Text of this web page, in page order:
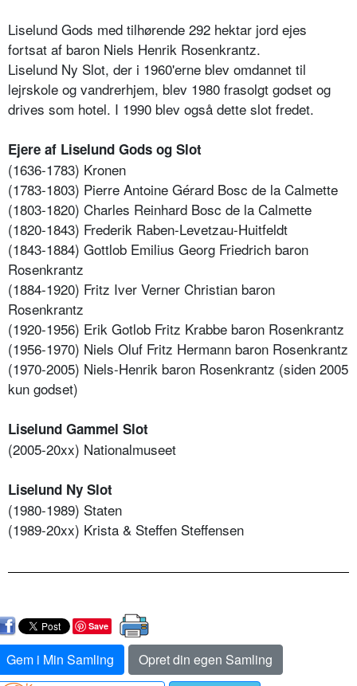
Liselund Gods med tilhørende 292 hektar jord ejes
fortsat af baron Niels Henrik Rosenkrantz.
Liselund Ny Slot, der i 1960'erne blev omdannet til
lejrskole og vandrerhjem, blev 1980 frasolgt godset og
drives som hotel. I 1990 blev også dette slot fredet.
Ejere af Liselund Gods og Slot
(1636-1783) Kronen
(1783-1803) Pierre Antoine Gérard Bosc de la Calmette
(1803-1820) Charles Reinhard Bosc de la Calmette
(1820-1843) Frederik Raben-Levetzau-Huitfeldt
(1843-1884) Gottlob Emilius Georg Friedrich baron
Rosenkrantz
(1884-1920) Fritz Iver Verner Christian baron
Rosenkrantz
(1920-1956) Erik Gotlob Fritz Krabbe baron Rosenkrantz
(1956-1970) Niels Oluf Fritz Hermann baron Rosenkrantz
(1970-2005) Niels-Henrik baron Rosenkrantz (siden 2005
kun godset)
Liselund Gammel Slot
(2005-20xx) Nationalmuseet
Liselund Ny Slot
(1980-1989) Staten
(1989-20xx) Krista & Steffen Steffensen
Save
Gem i Min Samling
Opret din egen Samling